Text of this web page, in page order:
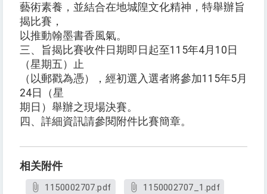
藝術素養，並結合在地城隍文化精神，特舉辦旨
揭比賽，
以推動翰墨書香風氣。
三、旨揭比賽收件日期即日起至115年4月10日
（星期五）止
（以郵戳為憑），經初選入選者將參加115年5月
24日（星
期日）舉辦之現場決賽。
四、詳細資訊請參閱附件比賽簡章。
相关附件
1150002707.pdf
1150002707_1.pdf